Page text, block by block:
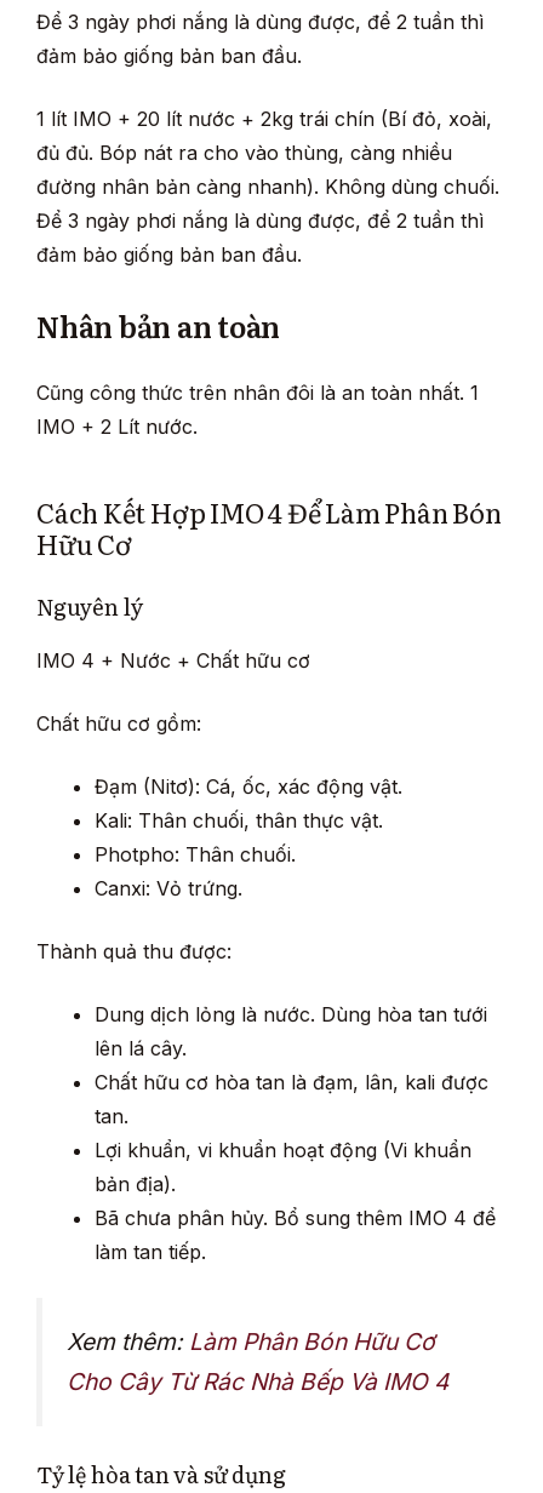
Để 3 ngày phơi nắng là dùng được, để 2 tuần thì
đảm bảo giống bản ban đầu.
1 lít IMO + 20 lít nước + 2kg trái chín (Bí đỏ, xoài,
đủ đủ. Bóp nát ra cho vào thùng, càng nhiều
đường nhân bản càng nhanh). Không dùng chuối.
Để 3 ngày phơi nắng là dùng được, để 2 tuần thì
đảm bảo giống bản ban đầu.
Nhân bản an toàn
Cũng công thức trên nhân đôi là an toàn nhất. 1
IMO + 2 Lít nước.
Cách Kết Hợp IMO 4 Để Làm Phân Bón
Hữu Cơ
Nguyên lý
IMO 4 + Nước + Chất hữu cơ
Chất hữu cơ gồm:
Đạm (Nitơ): Cá, ốc, xác động vật.
Kali: Thân chuối, thân thực vật.
Photpho: Thân chuối.
Canxi: Vỏ trứng.
Thành quả thu được:
Dung dịch lỏng là nước. Dùng hòa tan tưới
lên lá cây.
Chất hữu cơ hòa tan là đạm, lân, kali được
tan.
Lợi khuẩn, vi khuẩn hoạt động (Vi khuẩn
bản địa).
Bã chưa phân hủy. Bổ sung thêm IMO 4 để
làm tan tiếp.
Xem thêm: Làm Phân Bón Hữu Cơ
Cho Cây Từ Rác Nhà Bếp Và IMO 4
Tỷ lệ hòa tan và sử dụng